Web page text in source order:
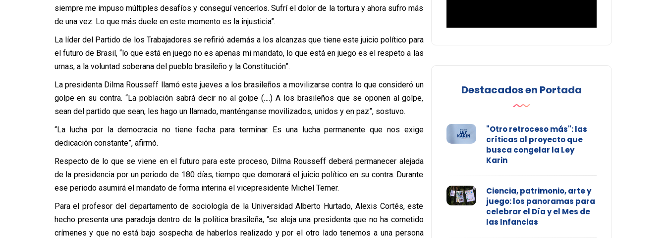
siempre me impuso múltiples desafíos y conseguí vencerlos. Sufrí el dolor de la tortura y ahora sufro más
de una vez. Lo que más duele en este momento es la injusticia”.
La líder del Partido de los Trabajadores se refirió además a los alcanzas que tiene este juicio político para
el futuro de Brasil, “lo que está en juego no es apenas mi mandato, lo que está en juego es el respeto a las
urnas, a la voluntad soberana del pueblo brasileño y la Constitución”.
La presidenta Dilma Rousseff llamó este jueves a los brasileños a movilizarse contra lo que consideró un
golpe en su contra. “La población sabrá decir no al golpe (….) A los brasileños que se oponen al golpe,
sean del partido que sean, les hago un llamado, manténganse movilizados, unidos y en paz”, sostuvo.
“La lucha por la democracia no tiene fecha para terminar. Es una lucha permanente que nos exige
dedicación constante”, afirmó.
Respecto de lo que se viene en el futuro para este proceso, Dilma Rousseff deberá permanecer alejada
de la presidencia por un periodo de 180 días, tiempo que demorará el juicio político en su contra. Durante
ese periodo asumirá el mandato de forma interina el vicepresidente Michel Temer.
Para el profesor del departamento de sociología de la Universidad Alberto Hurtado, Alexis Cortés, este
hecho presenta una paradoja dentro de la política brasileña, “se aleja una presidenta que no ha cometido
crímenes y que no está bajo sospecha de haberlos realizado y por el otro lado tenemos a una persona
Destacados en Portada
"Otro retroceso más": las
críticas al proyecto que
busca congelar la Ley
Karin
Ciencia, patrimonio, arte y
juego: los panoramas para
celebrar el Día y el Mes de
las Infancias